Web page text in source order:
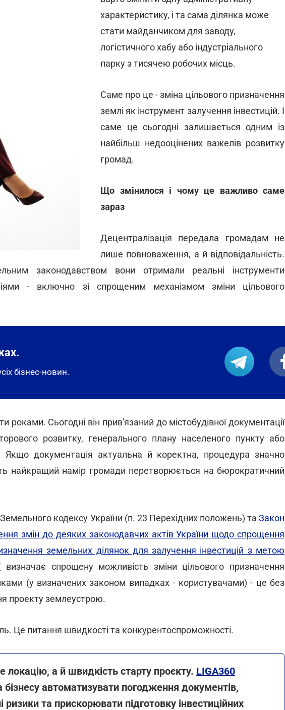
характеристику, і та сама ділянка може
стати майданчиком для заводу,
логістичного хабу або індустріального
парку з тисячею робочих місць.
Саме про це - зміна цільового призначення
землі як інструмент залучення інвестицій. І
саме це сьогодні залишається одним із
найбільш недооцінених важелів розвитку
громад.
Що змінилося і чому це важливо саме
зараз
Децентралізація передала громадам не
лише повноваження, а й відповідальність.
законодавством вони отримали реальні інструменти
- включно зі спрощеним механізмом зміни цільового
бізнес-новин.
роками. Сьогодні він прив'язаний до містобудівної документації
розвитку, генерального плану населеного пункту або
Якщо документація актуальна й коректна, процедура значно
найкращий намір громади перетворюється на бюрократичний
кодексу України (п. 23 Перехідних положень) та Закон
змін до деяких законодавчих актів України щодо спрощення
земельних ділянок для залучення інвестицій з метою
визначає спрощену можливість зміни цільового призначення
(у визначених законом випадках - користувачами) - це без
проекту землеустрою.
Це питання швидкості та конкурентоспроможності.
локацію, а й швидкість старту проєкту. LIGA360
автоматизувати погодження документів,
та прискорювати підготовку інвестиційних